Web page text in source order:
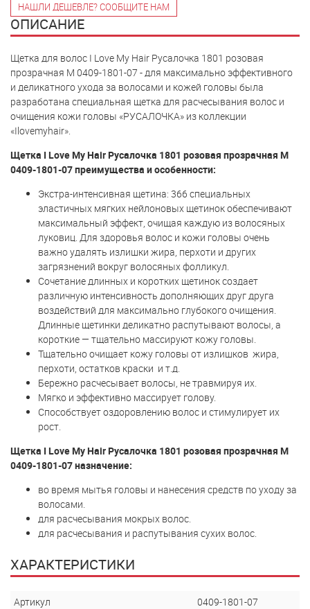
НАШЛИ ДЕШЕВЛЕ? СООБЩИТЕ НАМ
ОПИСАНИЕ
Щетка для волос I Love My Hair Русалочка 1801 розовая
прозрачная M 0409-1801-07 - для максимально эффективного
и деликатного ухода за волосами и кожей головы была
разработана специальная щетка для расчесывания волос и
очищения кожи головы «РУСАЛОЧКА» из коллекции
«Ilovemyhair».
Щетка I Love My Hair Русалочка 1801 розовая прозрачная M
0409-1801-07 преимущества и особенности:
Экстра-интенсивная щетина: 366 специальных
эластичных мягких нейлоновых щетинок обеспечивают
максимальный эффект, очищая каждую из волосяных
луковиц. Для здоровья волос и кожи головы очень
важно удалять излишки жира, перхоти и других
загрязнений вокруг волосяных фолликул.
Сочетание длинных и коротких щетинок создает
различную интенсивность дополняющих друг друга
воздействий для максимально глубокого очищения.
Длинные щетинки деликатно распутывают волосы, а
короткие — тщательно массируют кожу головы.
Тщательно очищает кожу головы от излишков жира,
перхоти, остатков краски и т.д.
Бережно расчесывает волосы, не травмируя их.
Мягко и эффективно массирует голову.
Способствует оздоровлению волос и стимулирует их
рост.
Щетка I Love My Hair Русалочка 1801 розовая прозрачная M
0409-1801-07 назначение:
во время мытья головы и нанесения средств по уходу за
волосами.
для расчесывания мокрых волос.
для расчесывания и распутывания сухих волос.
ХАРАКТЕРИСТИКИ
Артикул
0409-1801-07